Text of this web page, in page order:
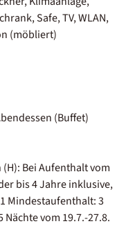
Safe, TV, WLAN,
(möbliert)
(Buffet)
Bei Aufenthalt vom
bis 4 Jahre inklusive,
Mindestaufenthalt: 3
Nächte vom 19.7.-27.8.